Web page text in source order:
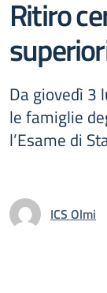
Ritiro
Da giovedì 3
le famiglie
l’Esame di
ICS Olmi